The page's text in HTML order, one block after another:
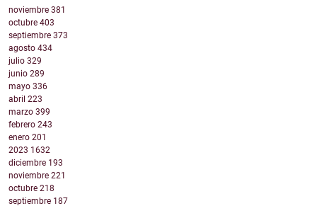
noviembre 381
octubre 403
septiembre 373
agosto 434
julio 329
junio 289
mayo 336
abril 223
marzo 399
febrero 243
enero 201
2023 1632
diciembre 193
noviembre 221
octubre 218
septiembre 187